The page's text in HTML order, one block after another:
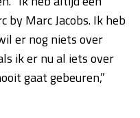
by Marc Jacobs. Ik heb
er nog niets over
ik er nu al iets over
gaat gebeuren,”